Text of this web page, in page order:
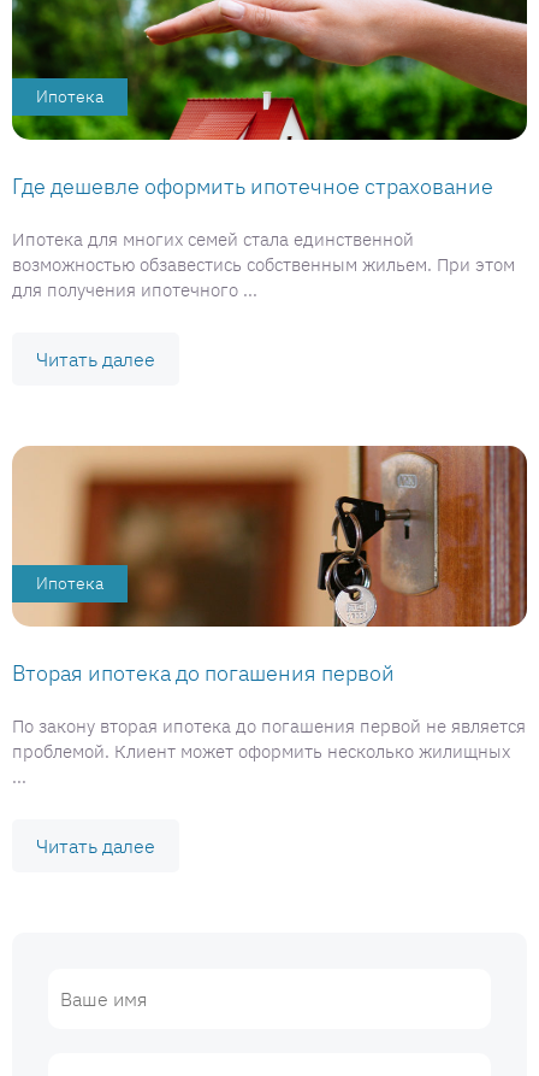
Ипотека
Где дешевле оформить ипотечное страхование
Ипотека для многих семей стала единственной
возможностью обзавестись собственным жильем. При этом
для получения ипотечного ...
Читать далее
Ипотека
Вторая ипотека до погашения первой
По закону вторая ипотека до погашения первой не является
проблемой. Клиент может оформить несколько жилищных
...
Читать далее